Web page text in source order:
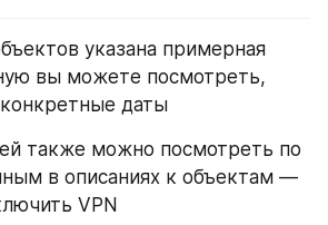
указана примерная
вы можете посмотреть,
конкретные даты
также можно посмотреть по
в описаниях к объектам —
VPN